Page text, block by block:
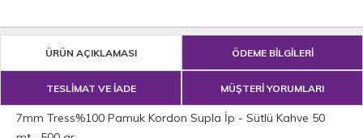
ÜRÜN AÇIKLAMASI ÖDEME BİLGİLERİ
TESLİMAT VE İADE MÜŞTERİ YORUMLARI
7mm Tress%100 Pamuk Kordon Supla İp - Sütlü Kahve 50